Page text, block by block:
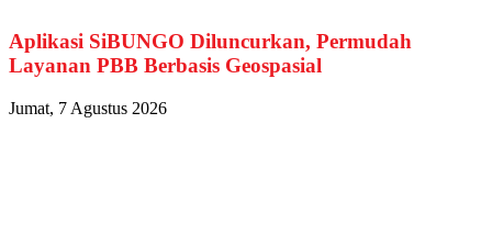
Aplikasi SiBUNGO Diluncurkan, Permudah
Layanan PBB Berbasis Geospasial
Jumat, 7 Agustus 2026